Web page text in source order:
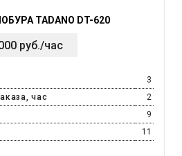
TADANO DT-620
руб./час
3
час
2
9
11